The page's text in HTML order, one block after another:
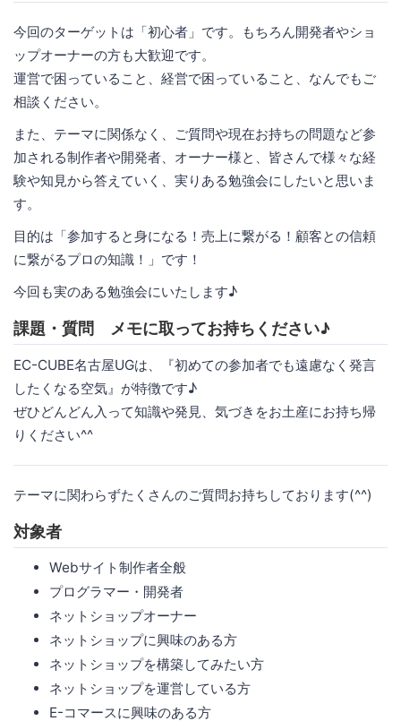
今回のターゲットは「初心者」です。もちろん開発者やショ
ップオーナーの方も大歓迎です。
運営で困っていること、経営で困っていること、なんでもご
相談ください。
また、テーマに関係なく、ご質問や現在お持ちの問題など参
加される制作者や開発者、オーナー様と、皆さんで様々な経
験や知見から答えていく、実りある勉強会にしたいと思いま
す。
目的は「参加すると身になる！売上に繋がる！顧客との信頼
に繋がるプロの知識！」です！
今回も実のある勉強会にいたします♪
課題・質問 メモに取ってお持ちください♪
EC-CUBE名古屋UGは、『初めての参加者でも遠慮なく発言
したくなる空気』が特徴です♪
ぜひどんどん入って知識や発見、気づきをお土産にお持ち帰
りください^^
テーマに関わらずたくさんのご質問お持ちしております(^^)
対象者
Webサイト制作者全般
プログラマー・開発者
ネットショップオーナー
ネットショップに興味のある方
ネットショップを構築してみたい方
ネットショップを運営している方
E-コマースに興味のある方